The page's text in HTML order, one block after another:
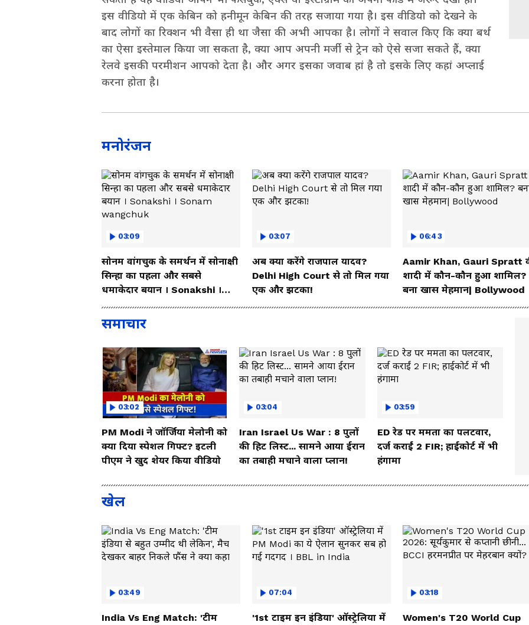
इस वीडियो में एक केबिन को हनीमून केबिन की तरह सजाया गया है। इस वीडियो को देखने के
बाद लोगों का रिक्शन भी वैसा ही था जैसा की अभी आपका है। लोगों ने सवाल किए कि क्या बर्थ
का ऐसा इस्तेमाल किया जा सकता है, क्या आप अपनी मर्जी से ट्रेन को ऐसे सजा सकते हैं, क्या
रेलवे इसकी परमीशन आपको देता है। और अगर इसका जवाब हां है तो इसके लिए कहां अप्लाई
करना होता है।
मनोरंजन
03:09
सोनम वांगचुक के समर्थन में सोनाक्षी
सिन्हा का पहला और सबसे
धमाकेदार बयान । Sonakshi ।
Sonam wangchuk
03:07
अब क्या करेंगे राजपाल यादव?
Delhi High Court से तो मिल गया
एक और झटका!
06:43
Aamir Khan, Gauri Spratt
शादी में कौन-कौन हुआ शामिल?
बना खास मेहमान| Bollywood
समाचार
03:02
PM Modi ने जॉर्जिया मेलोनी को
क्या दिया स्पेशल गिफ्ट? इटली
पीएम ने खुद शेयर किया वीडियो
03:04
Iran Israel Us War : 8 पुलों
की हिट लिस्ट... सामने आया ईरान
का तबाही मचाने वाला प्लान!
03:59
ED रेड पर ममता का पलटवार,
दर्ज कराईं 2 FIR; हाईकोर्ट में भी
हंगामा
खेल
03:49
India Vs Eng Match: 'टीम
07:04
'1st टाइम इन इंडिया' ऑस्ट्रेलिया में
03:18
Women's T20 World Cup